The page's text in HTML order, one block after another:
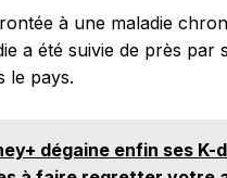
à une maladie
a été suivie de près
le pays.
dégaine enfin ses K-